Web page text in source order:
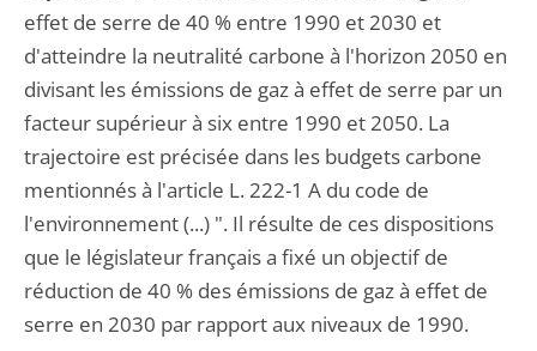
effet de serre de 40 % entre 1990 et 2030 et
d'atteindre la neutralité carbone à l'horizon 2050 en
divisant les émissions de gaz à effet de serre par un
facteur supérieur à six entre 1990 et 2050. La
trajectoire est précisée dans les budgets carbone
mentionnés à l'article L. 222-1 A du code de
l'environnement (...) ". Il résulte de ces dispositions
que le législateur français a fixé un objectif de
réduction de 40 % des émissions de gaz à effet de
serre en 2030 par rapport aux niveaux de 1990.